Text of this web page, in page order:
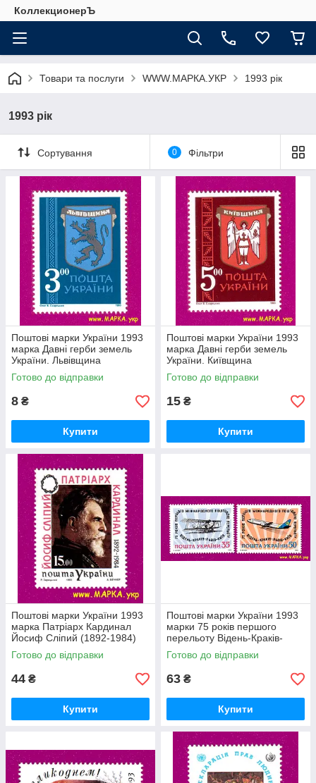
КоллекционерЪ
Товари та послуги WWW.МАРКА.УКР 1993 рік
1993 рік
Сортування 0 Фільтри
Поштові марки України 1993
марка Давні герби земель
України. Львівщина
Готово до відправки
8 ₴
Купити
Поштові марки України 1993
марка Давні герби земель
України. Київщина
Готово до відправки
15 ₴
Купити
Поштові марки України 1993
марка Патріарх Кардинал
Йосиф Сліпий (1892-1984)
Готово до відправки
44 ₴
Купити
Поштові марки України 1993
марки 75 років першого
перельоту Відень-Краків-
Львів-Київ СЕРІЯ
Готово до відправки
63 ₴
Купити